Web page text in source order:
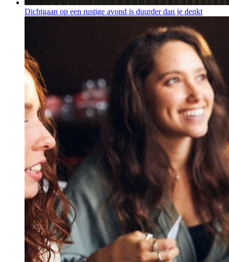
Dichtgaan op een rustige avond is duurder dan je denkt